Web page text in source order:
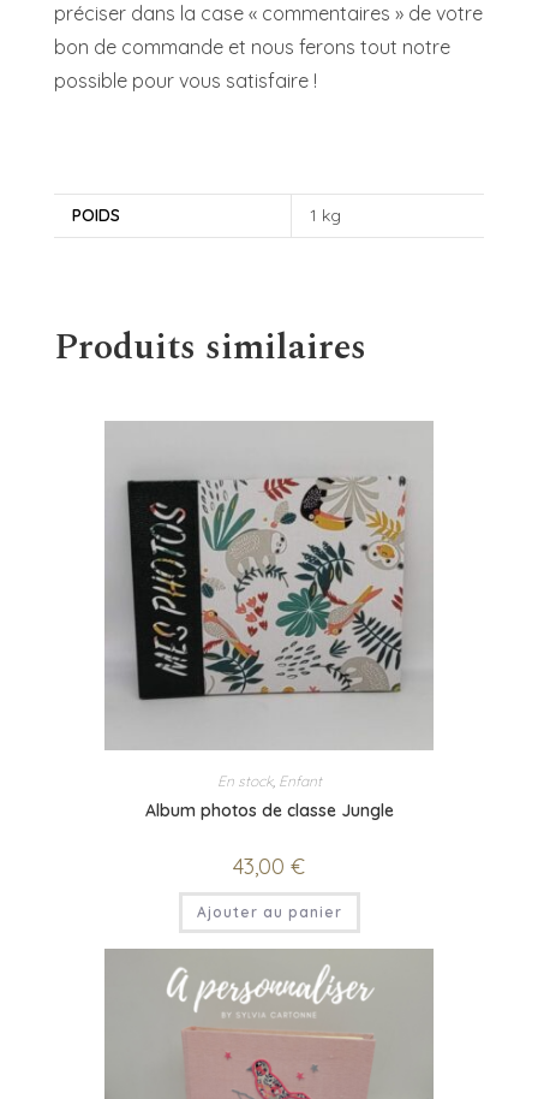
préciser dans la case « commentaires » de votre
bon de commande et nous ferons tout notre
possible pour vous satisfaire !
POIDS 1 kg
Produits similaires
En stock, Enfant
Album photos de classe Jungle
43,00 €
Ajouter au panier